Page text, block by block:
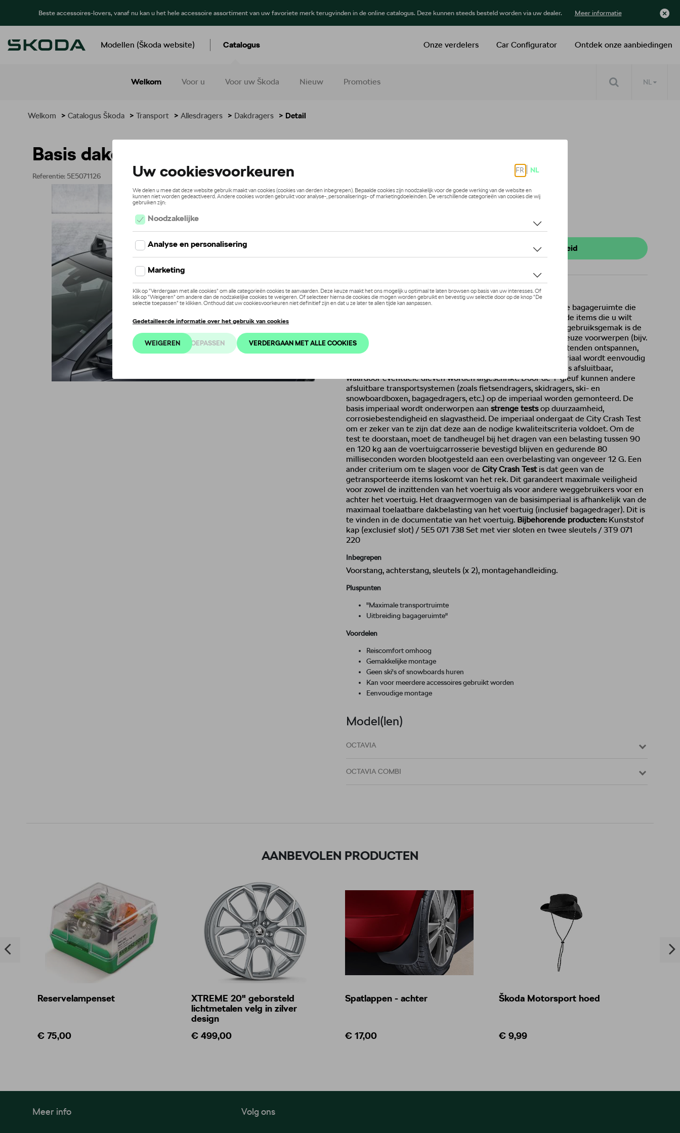
Beste accessoires-lovers, vanaf nu kan u het hele accessoire assortiment van uw favoriete merk terugvinden in de online catalogus. Deze kunnen steeds besteld worden via uw dealer. Meer informatie
Modellen (Škoda website) Catalogus
Welkom Voor u Voor uw Škoda Nieuw Promoties
Ontdek onze aanbiedingen
Car Configurator
Onze verdelers
NL
Welkom > Catalogus Škoda > Transport > Allesdragers > Dakdragers > Detail
Basis dakdrager
Referentie: 5E5071126
€ 234,99
Contacteer uw dealer voor beschikbaarheid
Beschrijving
De standaard dakdrager
is ideaal wanneer zelfs de extra grote bagageruimte die
typisch is voor ŠKODA-voertuigen niet groot genoeg is voor de items die u wilt
en gebruiksgemak is de
imperiaal de
volumineuze voorwerpen (bijv.
sportuitrusting). Wetende dat dit het geval is, kunnen de inzittenden ontspannen,
zelfs wanneer het voertuig volledig is beladen. De basis imperiaal wordt eenvoudig
vastgezet in de opening tussen de deur en het zijpaneel. Het is afsluitbaar,
waardoor eventuele dieven worden afgeschrikt. Door de T-gleuf kunnen andere
afsluitbare transportsystemen (zoals fietsendragers, skidragers, ski- en
snowboardboxen, bagagedragers, etc.) op de imperiaal worden gemonteerd. De
basis imperiaal wordt onderworpen aan strenge testsop duurzaamheid,
corrosiebestendigheid en slagvastheid. De imperiaal ondergaat de City Crash Test
om er zeker van te zijn dat deze aan de nodige kwaliteitscriteria voldoet. Om de
test te doorstaan, moet de tandheugel bij het dragen van een belasting tussen 90
en 120 kg aan de voertuigcarrosserie bevestigd blijven en gedurende 80
milliseconden worden blootgesteld aan een overbelasting van ongeveer 12 G. Een
ander criterium om te slagen voor de City Crash Testis dat geen van de
getransporteerde items loskomt van het rek. Dit garandeert maximale veiligheid
voor zowel de inzittenden van het voertuig als voor andere weggebruikers voor en
achter het voertuig. Het draagvermogen van de basisimperiaal is afhankelijk van de
maximaal toelaatbare dakbelasting van het voertuig (inclusief bagagedrager). Dit is
te vinden in de documentatie van het voertuig. Bijbehorende producten:Kunststof
kap (exclusief slot) / 5E5 071 738 Set met vier sloten en twee sleutels / 3T9 071
220
Inbegrepen
Voorstang, achterstang, sleutels (x 2), montagehandleiding.
Pluspunten
"Maximale transportruimte
Uitbreiding bagageruimte"
Voordelen
Reiscomfort omhoog
Gemakkelijke montage
Geen ski's of snowboards huren
Kan voor meerdere accessoires gebruikt worden
Eenvoudige montage
Model(len)
OCTAVIA
OCTAVIA COMBI
AANBEVOLEN PRODUCTEN
Reservelampenset
€ 75,00
XTREME 20" geborsteld
lichtmetalen velg in zilver
design
€ 499,00
Spatlappen - achter
€ 17,00
Škoda Motorsport hoed
€ 9,99
Meer info Volg ons